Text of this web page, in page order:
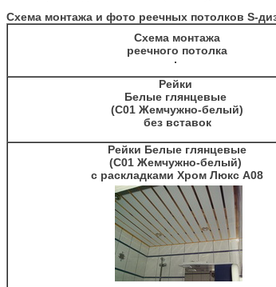
Схема монтажа и фото реечных потолков S-
Схема монтажа
реечного потолка
Рейки
Белые глянцевые
(C01 Жемчужно-белый)
без вставок
Рейки Белые глянцевые
(C01 Жемчужно-белый)
с раскладками Хром Люкс A08